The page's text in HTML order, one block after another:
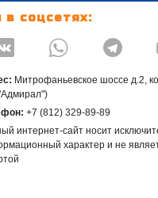
соцсетях:
 
Митрофаньевское шоссе д.2,
+7 (812) 329-89-89
интернет-сайт носит
характер и не